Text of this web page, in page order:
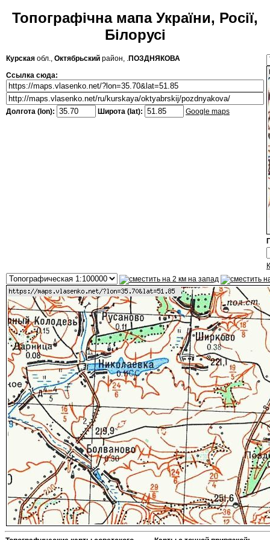
Топографічна мапа України, Росії,
Білорусі
Курская обл., Октябрьский район, .ПОЗДНЯКОВА
Ссылка сюда:
Долгота (lon): Широта (lat): Google maps